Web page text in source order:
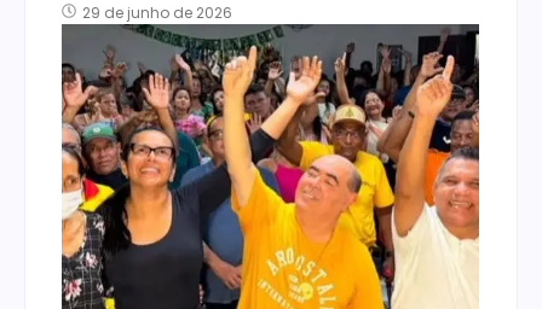
29 de junho de 2026